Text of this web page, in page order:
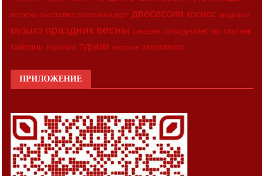
встреча выставка гала-концерт двесессии космос медицина
музыка праздник весны синьцзян сотрудничество спутник
тайвань торговля туризм экология экономика
ПРИЛОЖЕНИЕ